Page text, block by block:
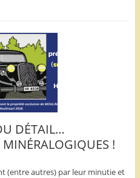
DÉTAIL…
MINÉRALOGIQUES !
(entre autres) par leur minutie et